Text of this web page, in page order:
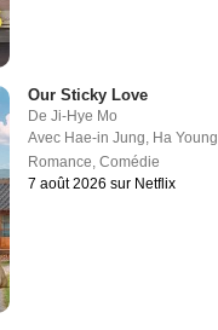
Our Sticky Love
DeJi-Hye Mo
Avec Hae-in Jung, Ha Young
Romance,Comédie
7 août 2026 sur Netflix